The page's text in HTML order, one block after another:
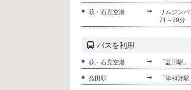
萩・石見空港
リムジン
71～79分
バスを利用
萩・石見空港
「益田駅
益田駅
「津和野